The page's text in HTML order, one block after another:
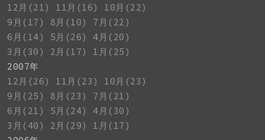
12月(21)
11月(16)
10月(22)
9月(17)
8月(10)
7月(22)
6月(14)
5月(26)
4月(20)
3月(30)
2月(17)
1月(25)
2007年
12月(26)
11月(23)
10月(23)
9月(25)
8月(23)
7月(21)
6月(21)
5月(24)
4月(30)
3月(40)
2月(29)
1月(17)